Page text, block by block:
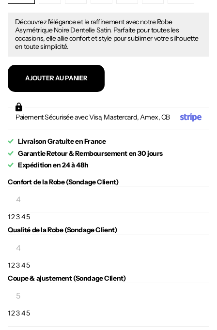
Découvrez l'élégance et le raffinement avec notre Robe
Asymétrique Noire Dentelle Satin. Parfaite pour toutes les
occasions, elle allie confort et style pour sublimer votre silhouette
en toute simplicité.
AJOUTER AU PANIER
Paiement Sécurisée avec Visa, Mastercard, Amex, CB
Livraison Gratuite en France
Garantie Retour & Remboursement en 30 jours
Expédition en 24 à 48h
Confort de la Robe (Sondage Client)
12345
Qualité de la Robe (Sondage Client)
12345
Coupe & ajustement (Sondage Client)
12345